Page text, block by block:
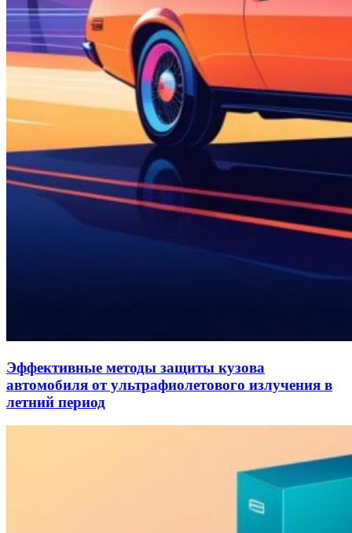
Эффективные методы защиты кузова
автомобиля от ультрафиолетового излучения в
летний период